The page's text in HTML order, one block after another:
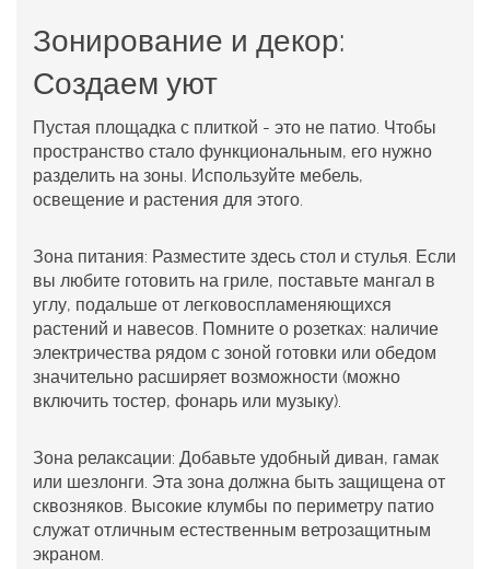
Зонирование и декор:
Создаем уют
Пустая площадка с плиткой - это не патио. Чтобы
пространство стало функциональным, его нужно
разделить на зоны. Используйте мебель,
освещение и растения для этого.
Зона питания: Разместите здесь стол и стулья. Если
вы любите готовить на гриле, поставьте мангал в
углу, подальше от легковоспламеняющихся
растений и навесов. Помните о розетках: наличие
электричества рядом с зоной готовки или обедом
значительно расширяет возможности (можно
включить тостер, фонарь или музыку).
Зона релаксации: Добавьте удобный диван, гамак
или шезлонги. Эта зона должна быть защищена от
сквозняков. Высокие клумбы по периметру патио
служат отличным естественным ветрозащитным
экраном.